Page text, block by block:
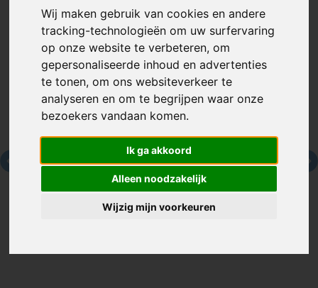
Wij maken gebruik van cookies en andere
tracking-technologieën om uw surfervaring
op onze website te verbeteren, om
gepersonaliseerde inhoud en advertenties
te tonen, om ons websiteverkeer te
analyseren en om te begrijpen waar onze
bezoekers vandaan komen.
Ik ga akkoord
Alleen noodzakelijk
Wijzig mijn voorkeuren